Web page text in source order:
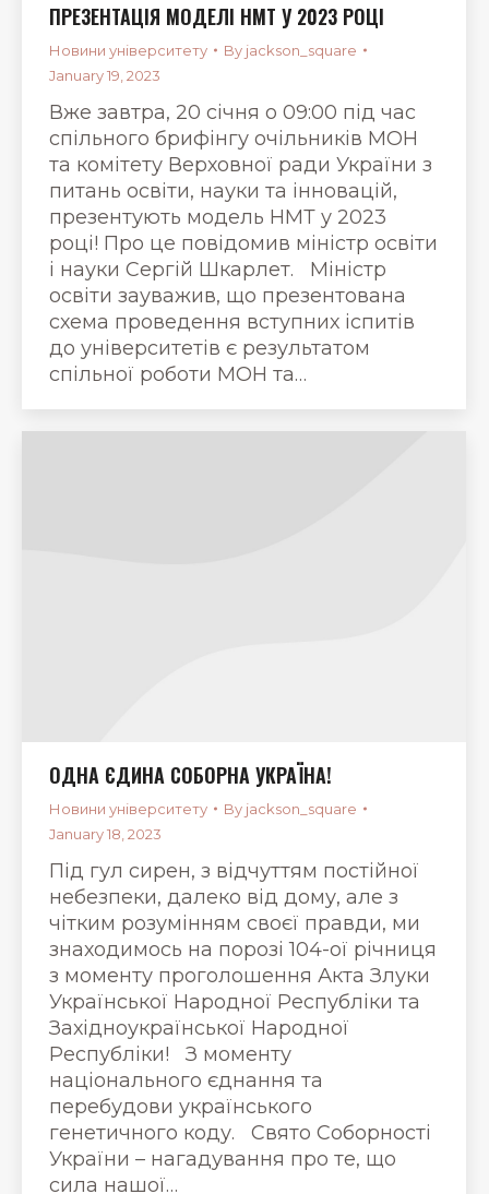
ПРЕЗЕНТАЦІЯ МОДЕЛІ НМТ У 2023 РОЦІ
Новини університету By jackson_square
January 19, 2023
Вже завтра, 20 січня о 09:00 під час
спільного брифінгу очільників МОН
та комітету Верховної ради України з
питань освіти, науки та інновацій,
презентують модель НМТ у 2023
році! Про це повідомив міністр освіти
і науки Сергій Шкарлет. Міністр
освіти зауважив, що презентована
схема проведення вступних іспитів
до університетів є результатом
спільної роботи МОН та…
ОДНА ЄДИНА СОБОРНА УКРАЇНА!
Новини університету By jackson_square
January 18, 2023
Під гул сирен, з відчуттям постійної
небезпеки, далеко від дому, але з
чітким розумінням своєї правди, ми
знаходимось на порозі 104-ої річниця
з моменту проголошення Акта Злуки
Української Народної Республіки та
Західноукраїнської Народної
Республіки! З моменту
національного єднання та
перебудови українського
генетичного коду. Свято Соборності
України – нагадування про те, що
сила нашої…